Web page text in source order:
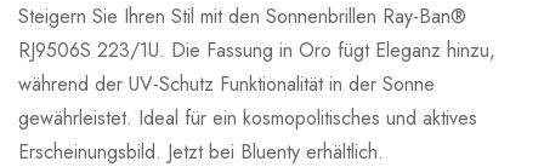
Steigern Sie Ihren Stil mit den Sonnenbrillen Ray-Ban®
RJ9506S 223/1U. Die Fassung in Oro fügt Eleganz hinzu,
während der UV-Schutz Funktionalität in der Sonne
gewährleistet. Ideal für ein kosmopolitisches und aktives
Erscheinungsbild. Jetzt bei Bluenty erhältlich.